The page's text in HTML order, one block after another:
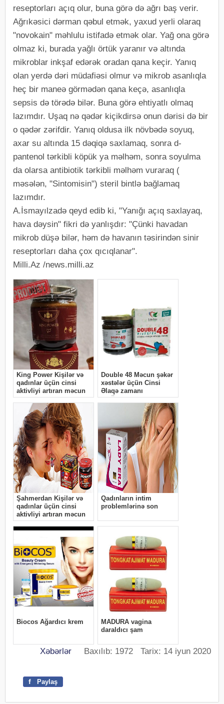
reseptorları açıq olur, buna görə də ağrı baş verir.
Ağrıkəsici dərman qəbul etmək, yaxud yerli olaraq
"novokain" məhlulu istifadə etmək olar. Yağ ona görə
olmaz ki, burada yağlı örtük yaranır və altında
mikroblar inkşaf edərək oradan qana keçir. Yanıq
olan yerdə dəri müdafiəsi olmur və mikrob asanlıqla
heç bir maneə görmədən qana keçə, asanlıqla
sepsis də törədə bilər. Buna görə ehtiyatlı olmaq
lazımdır. Uşaq nə qədər kiçikdirsə onun dərisi də bir
o qədər zərifdir. Yanıq oldusa ilk növbədə soyuq,
axar su altında 15 dəqiqə saxlamaq, sonra d-
pantenol tərkibli köpük ya məlhəm, sonra soyulma
da olarsa antibiotik tərkibli məlhəm vuraraq (
məsələn, "Sintomisin") steril bintlə bağlamaq
lazımdır.
A.İsmayılzadə qeyd edib ki, "Yanığı açıq saxlayaq,
hava dəysin" fikri də yanlışdır: "Çünki havadan
mikrob düşə bilər, həm də havanın təsirindən sinir
reseptorları daha çox qıcıqlanar".
Milli.Az /news.milli.az
Xəbərlər Baxılıb: 1972 Tarix: 14 iyun 2020
f Paylaş